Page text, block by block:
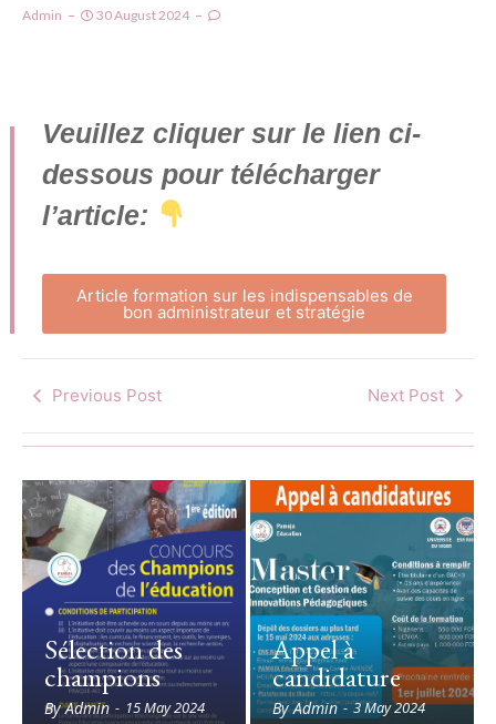
Admin 30 August 2024
Veuillez cliquer sur le lien ci-
dessous pour télécharger
l’article:
Article formation sur les indispensables de
bon administrateur et stratégie
Previous Post Next Post
Sélection des
champions
By Admin - 15 May 2024
Appel à
candidature
By Admin - 3 May 2024
Regarder en
avancer : l’ICAE
célèbre les 50
ans de sa
Première
Assemblée
mondiale
By
Armel Dotou
AHOUANDJINOU
2 July 2026
Une cérémonie
d’ouverture sous
le signe de la
coopération
régionale
By Admin - 2 July 2026